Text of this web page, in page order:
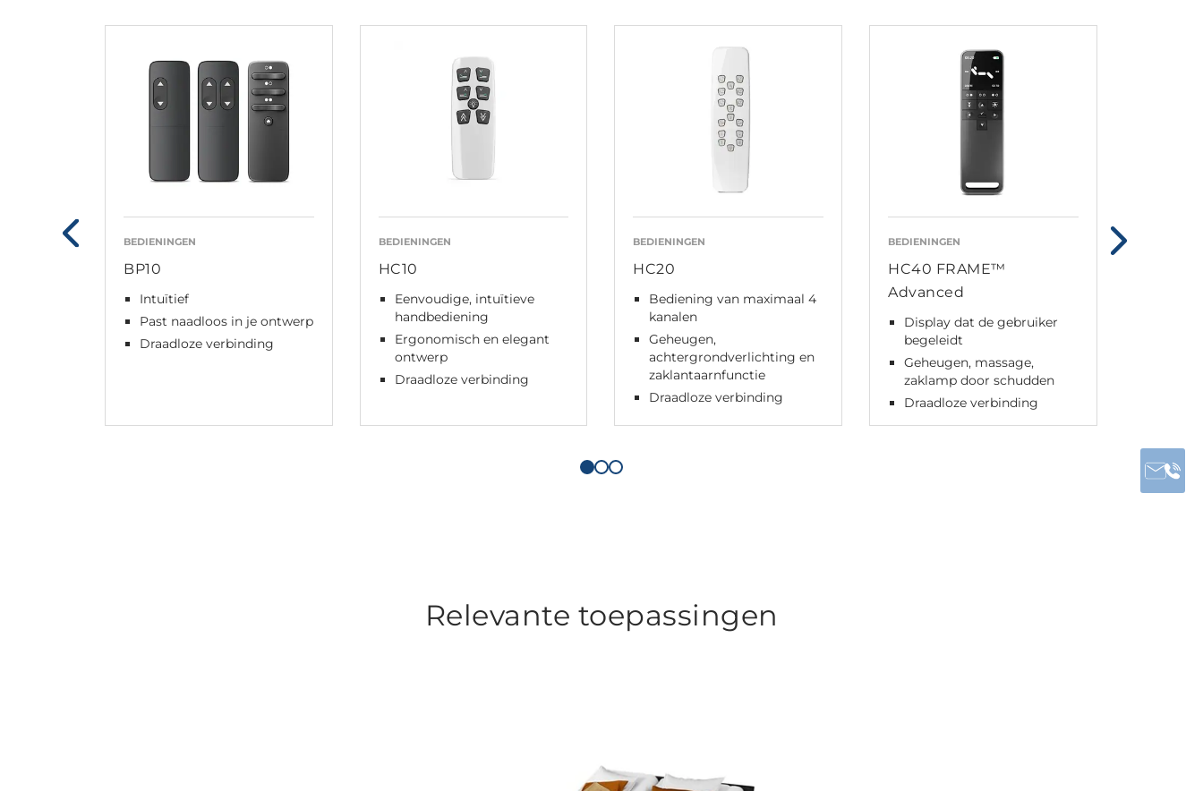
BEDIENINGEN
BP10
Intuïtief
Past naadloos in je ontwerp
Draadloze verbinding
BEDIENINGEN
HC10
Eenvoudige, intuïtieve
handbediening
Ergonomisch en elegant
ontwerp
Draadloze verbinding
BEDIENINGEN
HC20
Bediening van maximaal 4
kanalen
Geheugen,
achtergrondverlichting en
zaklantaarnfunctie
Draadloze verbinding
BEDIENINGEN
HC40 FRAME™
Advanced
Display dat de gebruiker
begeleidt
Geheugen, massage,
zaklamp door schudden
Draadloze verbinding
Relevante toepassingen